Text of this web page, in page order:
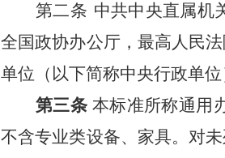
第二条 中共中央直属机
全国政协办公厅，最高人民
单位（以下简称中央行政单
第三条 本标准所称通用
不含专业类设备、家具。对